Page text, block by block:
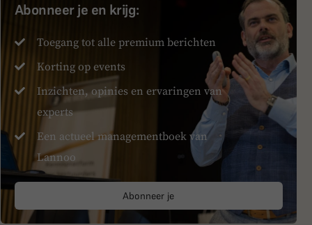
Abonneer je en krijg:
Toegang tot alle premium berichten
Korting op events
Inzichten, opinies en ervaringen van
experts
Een actueel managementboek van
Lannoo
Abonneer je